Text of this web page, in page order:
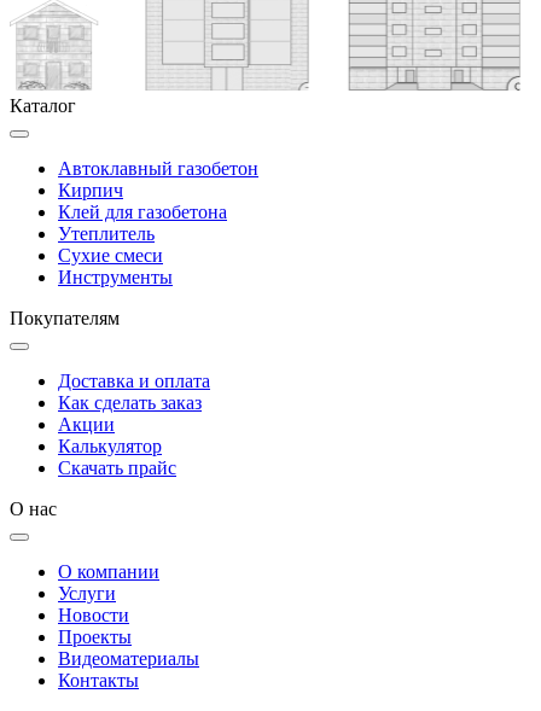
Каталог
Автоклавный газобетон
Кирпич
Клей для газобетона
Утеплитель
Сухие смеси
Инструменты
Покупателям
Доставка и оплата
Как сделать заказ
Акции
Калькулятор
Скачать прайс
О нас
О компании
Услуги
Новости
Проекты
Видеоматериалы
Контакты